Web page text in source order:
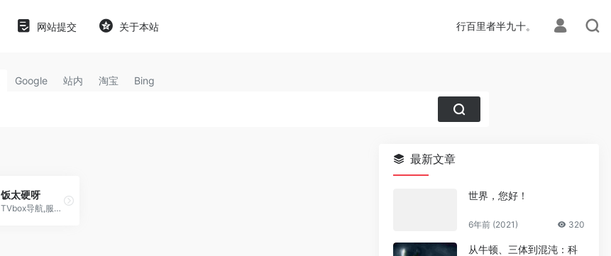
网站提交 关于本站 行百里者半九十。
Google 站内 淘宝 Bing
饭太硬呀
TVbox导航,服务器,业务
最新文章
世界，您好！
6年前 (2021) 320
从牛顿、三体到混沌：科